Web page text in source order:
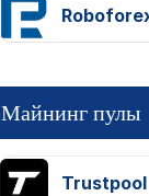
Майнинг пулы
Trustpool